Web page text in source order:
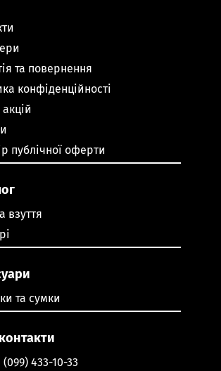
та повернення
конфіденційності
публічної оферти
взуття
та сумки
(099) 433-10-33